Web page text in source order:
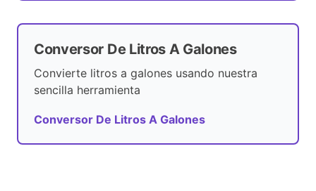
Conversor De Litros A Galones
Convierte litros a galones usando nuestra
sencilla herramienta
Conversor De Litros A Galones